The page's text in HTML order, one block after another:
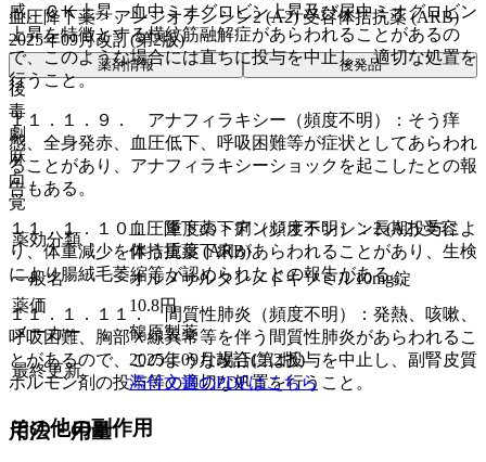
感、ＣＫ上昇、血中ミオグロビン上昇及び尿中ミオグロビン
上昇を特徴とする横紋筋融解症があらわれることがあるの
で、このような場合には直ちに投与を中止し、適切な処置を
行うこと。
１１．１．９． アナフィラキシー（頻度不明）：そう痒
感、全身発赤、血圧低下、呼吸困難等が症状としてあらわれ
ることがあり、アナフィラキシーショックを起こしたとの報
告もある。
１１．１．１０． 重度の下痢（頻度不明）：長期投与によ
り、体重減少を伴う重度下痢があらわれることがあり、生検
により腸絨毛萎縮等が認められたとの報告がある。
１１．１．１１． 間質性肺炎（頻度不明）：発熱、咳嗽、
呼吸困難、胸部Ｘ線異常等を伴う間質性肺炎があらわれるこ
とがあるので、このような場合には投与を中止し、副腎皮質
ホルモン剤の投与等の適切な処置を行うこと。
その他の副作用
血圧降下薬 > アンジオテンシン2 (A2) 受容体拮抗薬 (ARB)
2025年09月改訂(第2版)
薬剤情報 後発品
後
毒
劇
麻
向
覚
薬効分類
血圧降下薬 > アンジオテンシン2 (A2) 受容
体拮抗薬 (ARB)
一般名
オルメサルタンメドキソミル10mg錠
薬価
10.8円
メーカー
鶴原製薬
最終更新
2025年09月改訂(第2版)
添付文書のPDFはこちら
用法・用量